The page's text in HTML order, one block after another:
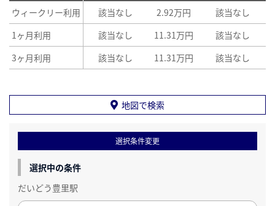
ウィークリー利用 該当なし 2.92万円 該当なし
1ヶ月利用
該当なし 11.31万円 該当なし
3ヶ月利用
該当なし 11.31万円 該当なし
地図で検索
選択条件変更
選択中の条件
だいどう豊里駅